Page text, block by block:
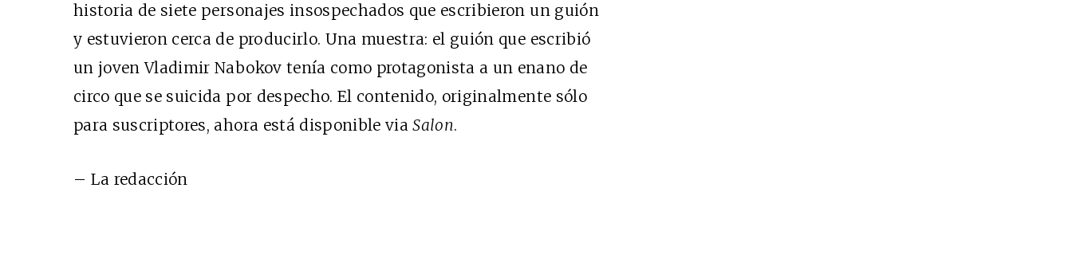
historia de siete personajes insospechados que escribieron un guión
y estuvieron cerca de producirlo. Una muestra: el guión que escribió
un joven Vladimir Nabokov tenía como protagonista a un enano de
circo que se suicida por despecho. El contenido, originalmente sólo
para suscriptores, ahora está disponible viaSalon.
– La redacción